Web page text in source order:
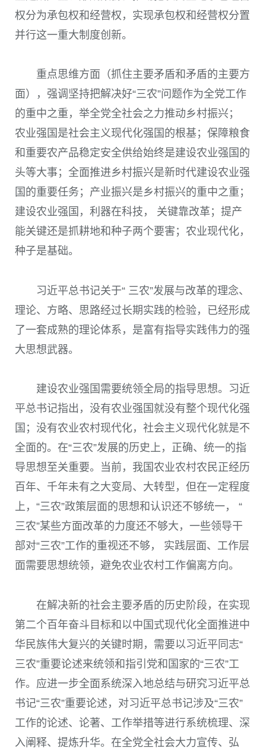
权分为承包权和经营权，实现承包权和经营权分置
并行这一重大制度创新。
重点思维方面 （抓住主要矛盾和矛盾的主要方
面）
，强调坚持把解决好“三农”问题作为全党工作
的重中之重，举全党全社会之力推动乡村振兴；
农业强国是社会主义现代化强国的根基；保障粮食
和重要农产品稳定安全供给始终是建设农业强国的
头等大事；全面推进乡村振兴是新时代建设农业强
国的重要任务；产业振兴是乡村振兴的重中之重；
建设农业强国，利器在科技， 关键靠改革；提产
能关键还是抓耕地和种子两个要害；农业现代化，
种子是基础。
习近平总书记关于“ 三农”发展与改革的理念、
理论、方略、思路经过长期实践的检验，已经形成
了一套成熟的理论体系，是富有指导实践伟力的强
大思想武器。
建设农业强国需要统领全局的指导思想。习近
平总书记指出，没有农业强国就没有整个现代化强
国；没有农业农村现代化，社会主义现代化就是不
全面的。在“三农”发展的历史上，正确、统一的指
导思想至关重要。当前，我国农业农村农民正经历
百年、千年未有之大变局、大转型，但在一定程度
上，“三农”政策层面的思想和认识还不够统一， “
三农”某些方面改革的力度还不够大，一些领导干
部对“三农”工作的重视还不够， 实践层面、工作层
面需要思想统领，避免农业农村工作偏离方向。
在解决新的社会主要矛盾的历史阶段，在实现
第二个百年奋斗目标和以中国式现代化全面推进中
华民族伟大复兴的关键时期，需要以习近平同志“
三农”重要论述来统领和指引党和国家的“三农”工
作。应进一步全面系统深入地总结与研究习近平总
书记“三农”重要论述，对习近平总书记涉及“三农”
工作的论述、论著、工作举措等进行系统梳理、深
入阐释、提炼升华。在全党全社会大力宣传、弘